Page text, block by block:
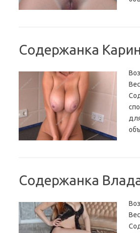
Содержанка
Содержанка